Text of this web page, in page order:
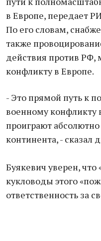
в Европе, передает
По его словам,
также
действия против РФ,
конфликту в Европе.
- Это прямой путь к
военному конфликту
проиграют
континента, - сказал
Буякевич уверен, что
кукловоды этого
ответственность за